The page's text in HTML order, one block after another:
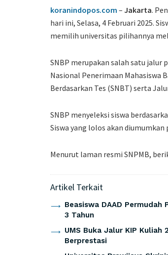
koranindopos.com – Jakarta.
hari ini, Selasa, 4 Februari 2025.
memilih universitas pilihannya
SNBP merupakan salah satu jalur
Nasional Penerimaan Mahasiswa
Berdasarkan Tes (SNBT) serta
SNBP menyeleksi siswa
Siswa yang lolos akan diumumkan
Menurut laman resmi SNPMB,
Artikel Terkait
Beasiswa DAAD Permudah
3 Tahun
UMS Buka Jalur KIP
Berprestasi